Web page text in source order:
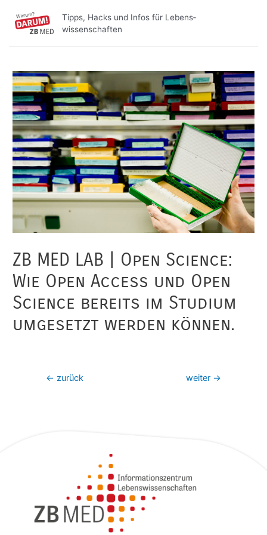
Inhalt
springen
Tipps, Hacks und Infos für Lebens­
wissenschaften
ZB MED LAB | Open Science:
Wie Open Access und Open
Science bereits im Studium
umgesetzt werden können.
← zurück weiter →